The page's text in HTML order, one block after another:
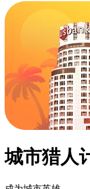
城市猎人